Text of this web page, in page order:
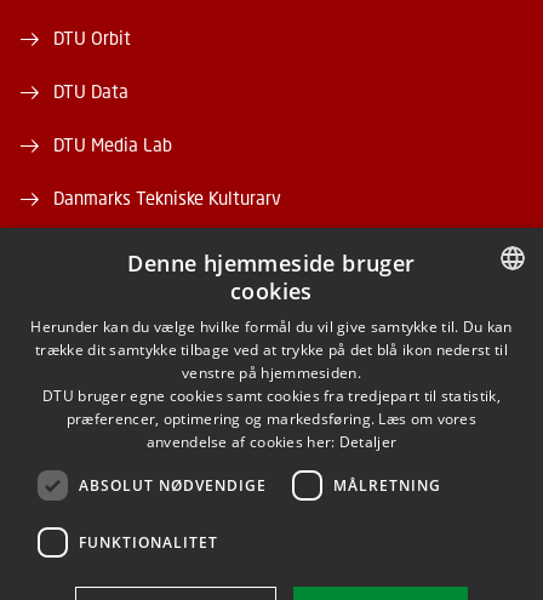
DTU Orbit
DTU Data
DTU Media Lab
Danmarks Tekniske Kulturarv
FACEBOOK
INSTAGRAM
LINKEDIN
DANISH
ENGLISH
Denne hjemmeside bruger
cookies
Herunder kan du vælge hvilke formål du vil give samtykke til. Du kan
trække dit samtykke tilbage ved at trykke på det blå ikon nederst til
venstre på hjemmesiden.
DTU bruger egne cookies samt cookies fra tredjepart til statistik,
præferencer, optimering og markedsføring. Læs om vores
anvendelse af cookies her: Detaljer
ABSOLUT NØDVENDIGE MÅLRETNING
FUNKTIONALITET